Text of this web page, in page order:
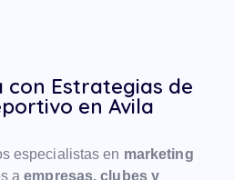
con Estrategias de
en Avila
especialistas en marketing
aempresas, clubes y